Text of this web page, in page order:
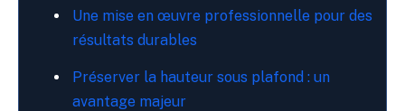
Une mise en œuvre professionnelle pour des
résultats durables
Préserver la hauteur sous plafond : un
avantage majeur